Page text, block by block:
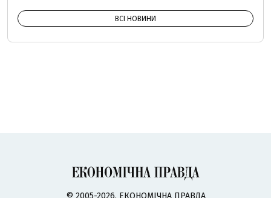
ВСІ НОВИНИ